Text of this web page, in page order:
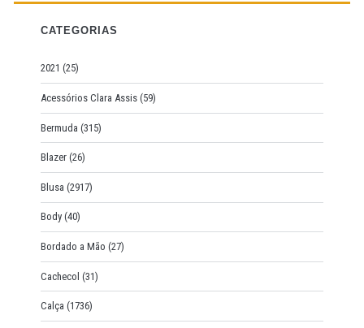
f
r
:
CATEGORIAS
2021 (25)
Acessórios Clara Assis (59)
Bermuda (315)
Blazer (26)
Blusa (2917)
Body (40)
Bordado a Mão (27)
Cachecol (31)
Calça (1736)